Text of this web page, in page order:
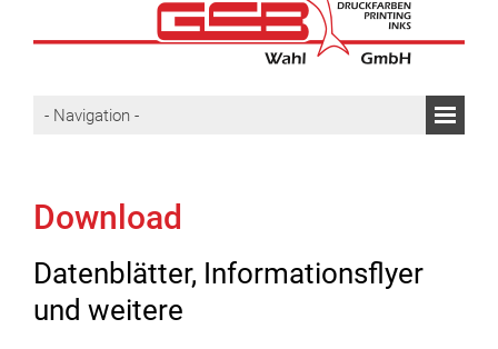
Download
Datenblätter, Informationsflyer
und weitere